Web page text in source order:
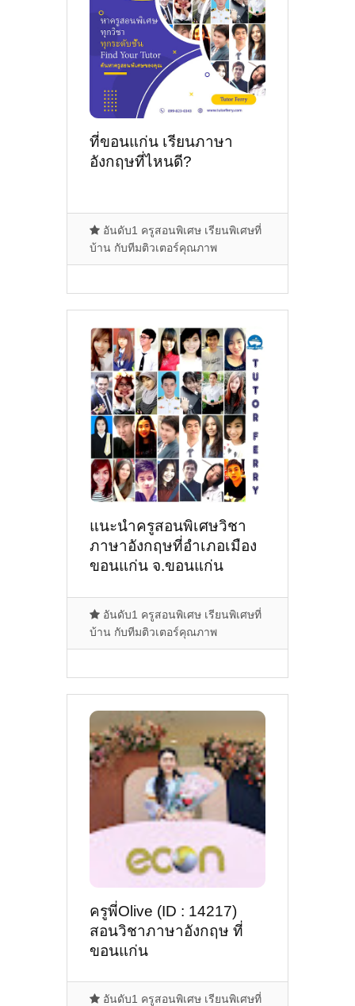
ที่ขอนแก่น เรียนภาษา
อังกฤษที่ไหนดี?
อันดับ1 ครูสอนพิเศษ เรียนพิเศษที่
บ้าน กับทีมติวเตอร์คุณภาพ
แนะนำครูสอนพิเศษวิชา
ภาษาอังกฤษที่อำเภอเมือง
ขอนแก่น จ.ขอนแก่น
อันดับ1 ครูสอนพิเศษ เรียนพิเศษที่
บ้าน กับทีมติวเตอร์คุณภาพ
ครูพี่Olive (ID : 14217)
สอนวิชาภาษาอังกฤษ ที่
ขอนแก่น
อันดับ1 ครูสอนพิเศษ เรียนพิเศษที่